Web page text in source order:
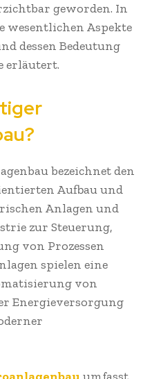
geworden. In
wesentlichen Aspekte
dessen Bedeutung
erläutert.
bezeichnet den
Aufbau und
Anlagen und
zur Steuerung,
von Prozessen
spielen eine
von
Energieversorgung